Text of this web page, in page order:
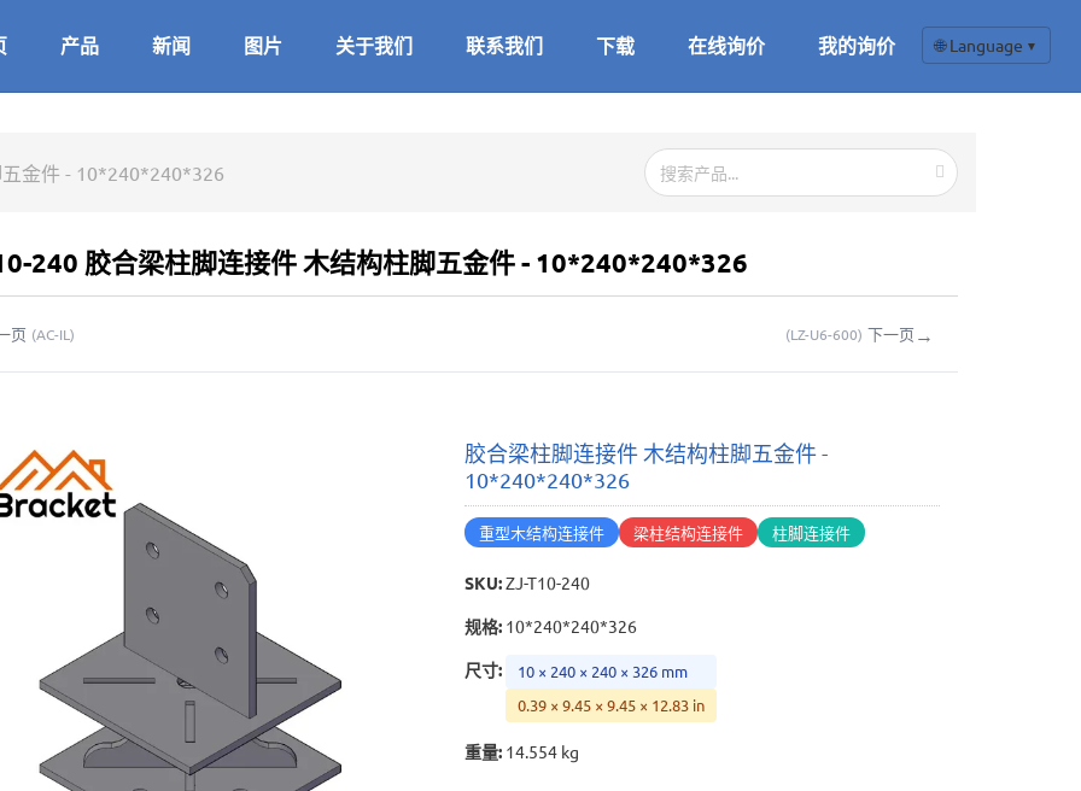
产品 新闻 图片 关于我们 联系我们 下载 在线询价 我的询价 🌐 Language ▼
金件 - 10*240*240*326
240 胶合梁柱脚连接件 木结构柱脚五金件 - 10*240*240*326
页 (AC-IL ) (LZ-U6-600) 下一页 →
胶合梁柱脚连接件 木结构柱脚五金件 -
10*240*240*326
重型木结构连接件 梁柱结构连接件 柱脚连接件
SKU:ZJ-T10-240
规格: 10*240*240*326
尺寸:
10 × 240 × 240 × 326 mm
0.39 × 9.45 × 9.45 × 12.83 in
重量: 14.554 kg